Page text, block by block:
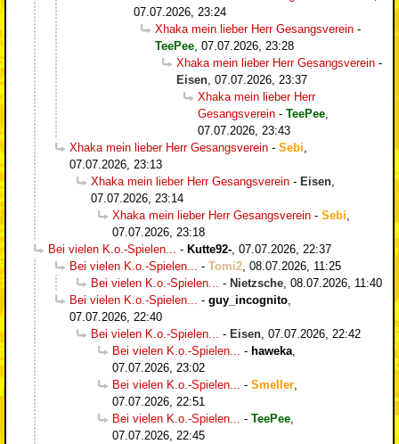
07.07.2026, 23:24
Xhaka mein lieber Herr Gesangsverein -
TeePee, 07.07.2026, 23:28
Xhaka mein lieber Herr Gesangsverein -
Eisen, 07.07.2026, 23:37
Xhaka mein lieber Herr
Gesangsverein - TeePee,
07.07.2026, 23:43
Xhaka mein lieber Herr Gesangsverein - Sebi,
07.07.2026, 23:13
Xhaka mein lieber Herr Gesangsverein - Eisen,
07.07.2026, 23:14
Xhaka mein lieber Herr Gesangsverein - Sebi,
07.07.2026, 23:18
Bei vielen K.o.-Spielen... - Kutte92-, 07.07.2026, 22:37
Bei vielen K.o.-Spielen... - Tomi2, 08.07.2026, 11:25
Bei vielen K.o.-Spielen... - Nietzsche, 08.07.2026, 11:40
Bei vielen K.o.-Spielen... - guy_incognito,
07.07.2026, 22:40
Bei vielen K.o.-Spielen... - Eisen, 07.07.2026, 22:42
Bei vielen K.o.-Spielen... - haweka,
07.07.2026, 23:02
Bei vielen K.o.-Spielen... - Smeller,
07.07.2026, 22:51
Bei vielen K.o.-Spielen... - TeePee,
07.07.2026, 22:45